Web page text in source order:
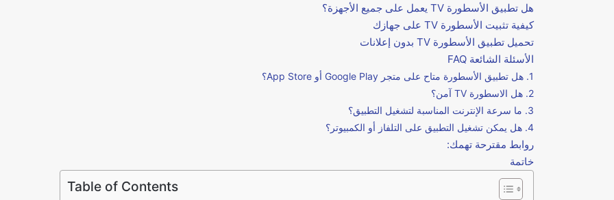
هل تطبيق الأسطورة TV يعمل على جميع الأجهزة؟
كيفية تثبيت الأسطورة TV على جهازك
تحميل تطبيق الأسطورة TV بدون إعلانات
الأسئلة الشائعة FAQ
1. هل تطبيق الأسطورة متاح على متجر Google Play أو App Store؟
2. هل الاسطورة TV آمن؟
3. ما سرعة الإنترنت المناسبة لتشغيل التطبيق؟
4. هل يمكن تشغيل التطبيق على التلفاز أو الكمبيوتر؟
روابط مقترحة تهمك:
خاتمة
Table of Contents